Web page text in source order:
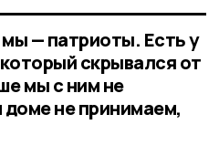
— патриоты. Есть у
скрывался от
мы с ним не
не принимаем,